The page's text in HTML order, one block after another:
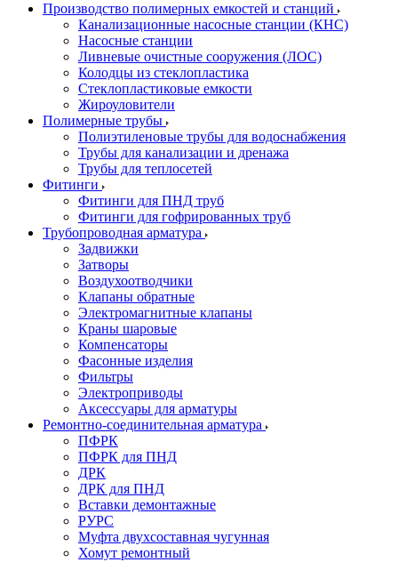
Производство полимерных емкостей и станций
Канализационные насосные станции (КНС)
Насосные станции
Ливневые очистные сооружения (ЛОС)
Колодцы из стеклопластика
Стеклопластиковые емкости
Жироуловители
Полимерные трубы
Полиэтиленовые трубы для водоснабжения
Трубы для канализации и дренажа
Трубы для теплосетей
Фитинги
Фитинги для ПНД труб
Фитинги для гофрированных труб
Трубопроводная арматура
Задвижки
Затворы
Воздухоотводчики
Клапаны обратные
Электромагнитные клапаны
Краны шаровые
Компенсаторы
Фасонные изделия
Фильтры
Электроприводы
Аксессуары для арматуры
Ремонтно-соединительная арматура
ПФРК
ПФРК для ПНД
ДРК
ДРК для ПНД
Вставки демонтажные
РУРС
Муфта двухсоставная чугунная
Хомут ремонтный